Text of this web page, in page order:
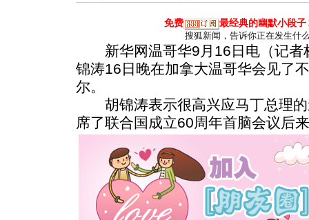
免费 最经典的幽默小段子
搜狐新闻，告诉你正在发生什
新华网温哥华9月16日电（记者
锦涛16日晚在加拿大温哥华会见了
尔。
胡锦涛表示很高兴应马丁总理的
席了联合国成立60周年首脑会议后